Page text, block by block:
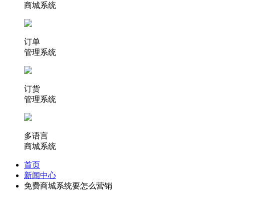
商城系统
订单
管理系统
订货
管理系统
多语言
商城系统
首页
新闻中心
免费商城系统要怎么营销